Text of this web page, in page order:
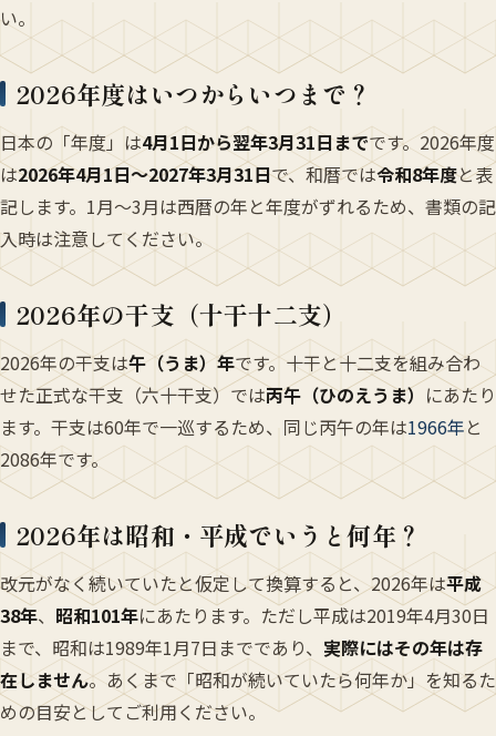
い。
2026年度はいつからいつまで？
日本の「年度」は4月1日から翌年3月31日までです。2026年度
は2026年4月1日〜2027年3月31日で、和暦では令和8年度と表
記します。1月〜3月は西暦の年と年度がずれるため、書類の記
入時は注意してください。
2026年の干支（十干十二支）
2026年の干支は午（うま）年です。十干と十二支を組み合わ
せた正式な干支（六十干支）では丙午（ひのえうま） にあたり
ます。干支は60年で一巡するため、同じ丙午の年は1966年と
2086年です。
2026年は昭和・平成でいうと何年？
改元がなく続いていたと仮定して換算すると、2026年は平成
38年、 昭和101年にあたります。ただし平成は2019年4月30日
まで、昭和は1989年1月7日までであり、 実際にはその年は存
在しません。あくまで「昭和が続いていたら何年か」を知るた
めの目安としてご利用ください。